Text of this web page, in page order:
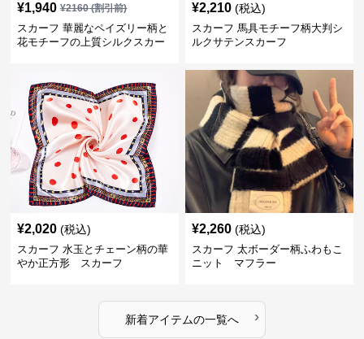
¥1,940 ¥2160(割引前)
スカーフ 華麗なペイズリー柄と
花モチーフの上質シルクスカー
¥2,210 (税込)
スカーフ 馬具モチーフ柄大判シ
ルクサテンスカーフ
¥2,020 (税込)
スカーフ 水玉とチェーン柄の華
やか正方形 スカーフ
¥2,260 (税込)
スカーフ 太ボーダー柄ふわもこ
ニット マフラー
新着アイテムの一覧へ ›